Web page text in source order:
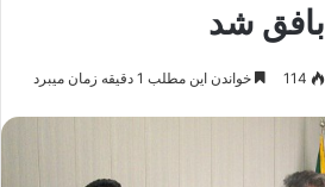
بافق شد
114 خواندن این مطلب 1 دقیقه زمان میبرد